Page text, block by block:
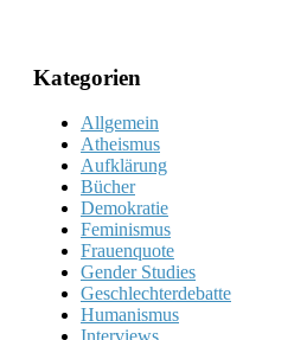
Kategorien
Allgemein
Atheismus
Aufklärung
Bücher
Demokratie
Feminismus
Frauenquote
Gender Studies
Geschlechterdebatte
Humanismus